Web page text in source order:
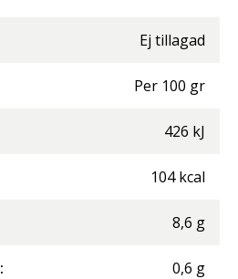
Ej tillagad
Per 100 gr
426 kJ
104 kcal
8,6 g
: 0,6 g